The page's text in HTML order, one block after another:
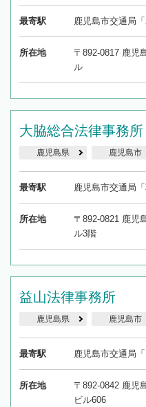
最寄駅 鹿児島市交通局
所在地
〒892-0817 鹿児
ル
大脇総合法律事務所
鹿児島県 鹿児島市
最寄駅 鹿児島市交通局
所在地
〒892-0821 鹿児
ル3階
益山法律事務所
鹿児島県 鹿児島市
最寄駅 鹿児島市交通局
所在地
〒892-0842 鹿児
ビル606